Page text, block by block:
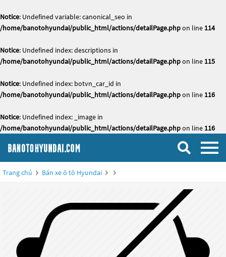
Notice: Undefined variable: canonical_seo in
/home/banotohyundai/public_html/actions/detailPage.phpon line 114
Notice: Undefined index: descriptions in
/home/banotohyundai/public_html/actions/detailPage.phpon line 115
Notice: Undefined index: botvn_car_id in
/home/banotohyundai/public_html/actions/detailPage.phpon line 116
Notice: Undefined index: _image in
/home/banotohyundai/public_html/actions/detailPage.phpon line 116
Trang chủ Bán xe ô tô Hyundai